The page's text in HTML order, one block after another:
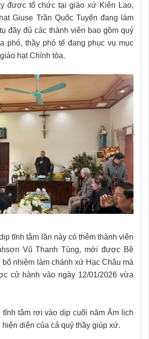
được tổ chức tại giáo xứ Kiên Lao,
Giuse Trần Quốc Tuyến đang làm
đầy đủ các thành viên bao gồm quý
phó, thầy phó tế đang phục vụ mục
hạt Chính tòa.
tĩnh tâm lần này có thêm thành viên
Vũ Thanh Tùng, mới được Bề
bổ nhiệm làm chánh xứ Hạc Châu mà
cử hành vào ngày 12/01/2026 vừa
tĩnh tâm rơi vào dịp cuối năm Âm lịch
diện của cả quý thầy giúp xứ.